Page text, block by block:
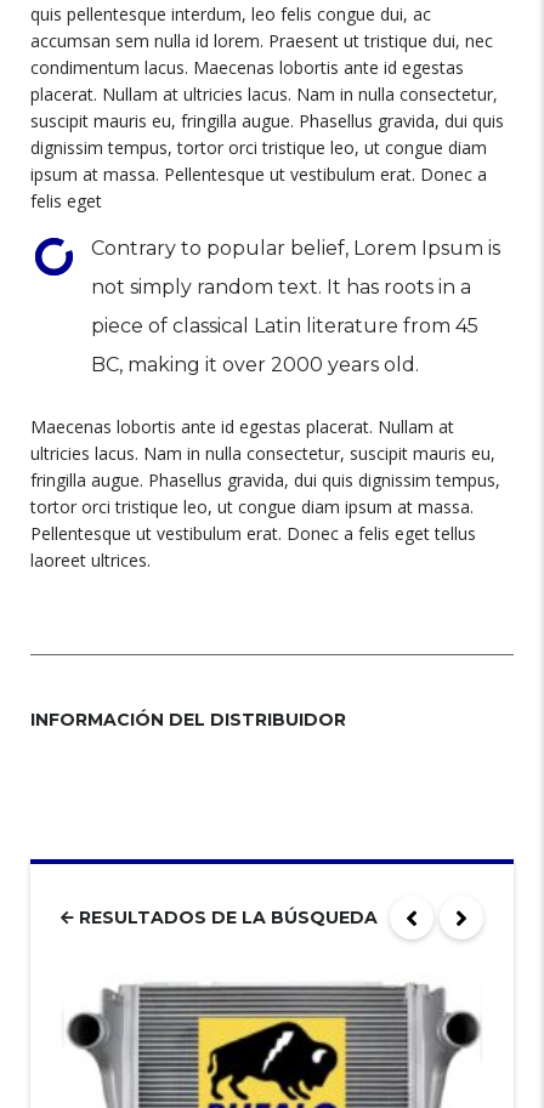
quis pellentesque interdum, leo felis congue dui, ac
accumsan sem nulla id lorem. Praesent ut tristique dui, nec
condimentum lacus. Maecenas lobortis ante id egestas
placerat. Nullam at ultricies lacus. Nam in nulla consectetur,
suscipit mauris eu, fringilla augue. Phasellus gravida, dui quis
dignissim tempus, tortor orci tristique leo, ut congue diam
ipsum at massa. Pellentesque ut vestibulum erat. Donec a
felis eget
Contrary to popular belief, Lorem Ipsum is
not simply random text. It has roots in a
piece of classical Latin literature from 45
BC, making it over 2000 years old.
Maecenas lobortis ante id egestas placerat. Nullam at
ultricies lacus. Nam in nulla consectetur, suscipit mauris eu,
fringilla augue. Phasellus gravida, dui quis dignissim tempus,
tortor orci tristique leo, ut congue diam ipsum at massa.
Pellentesque ut vestibulum erat. Donec a felis eget tellus
laoreet ultrices.
INFORMACIÓN DEL DISTRIBUIDOR
RESULTADOS DE LA BÚSQUEDA